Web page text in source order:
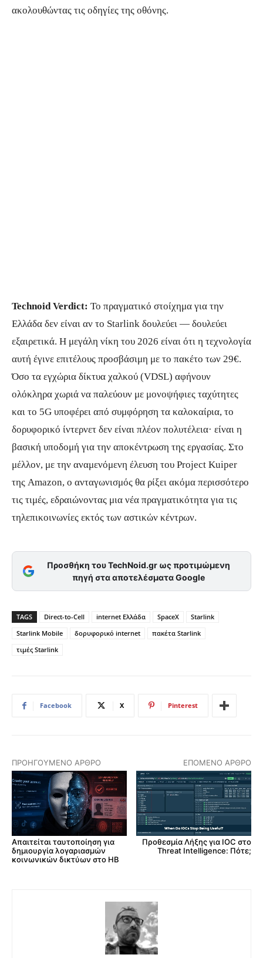
ακολουθώντας τις οδηγίες της οθόνης.
Technoid Verdict: Το πραγματικό στοίχημα για την
Ελλάδα δεν είναι αν το Starlink δουλεύει — δουλεύει
εξαιρετικά. Η μεγάλη νίκη του 2026 είναι ότι η τεχνολογία
αυτή έγινε επιτέλους προσβάσιμη με το πακέτο των 29€.
Όσο τα εγχώρια δίκτυα χαλκού (VDSL) αφήνουν
ολόκληρα χωριά να παλεύουν με μονοψήφιες ταχύτητες
και το 5G υποφέρει από συμφόρηση τα καλοκαίρια, το
δορυφορικό ίντερνετ δεν είναι πλέον πολυτέλεια· είναι η
βασική υποδομή για την αποκέντρωση της εργασίας. Στο
μέλλον, με την αναμενόμενη έλευση του Project Kuiper
της Amazon, ο ανταγωνισμός θα ρίξει ακόμα περισσότερο
τις τιμές, εδραιώνοντας μια νέα πραγματικότητα για τις
τηλεπικοινωνίες εκτός των αστικών κέντρων.
Προσθήκη του TechNoid.gr ως προτιμώμενη
πηγή στα αποτελέσματα Google
TAGS Direct-to-Cell internet Ελλάδα SpaceX
Starlink
Starlink Mobile
δορυφορικό internet
πακέτα Starlink
τιμές Starlink
Facebook X Pinterest
ΠΡΟΗΓΟΎΜΕΝΟ ΆΡΘΡΟ
Απαιτείται ταυτοποίηση για
δημιουργία λογαριασμών
κοινωνικών δικτύων στο ΗΒ
ΕΠΌΜΕΝΟ ΆΡΘΡΟ
Προθεσμία Λήξης για IOC στο
Threat Intelligence: Πότε;